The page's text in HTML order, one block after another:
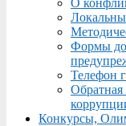
О
Формы
Телефон
Обратная
Конкурсы,